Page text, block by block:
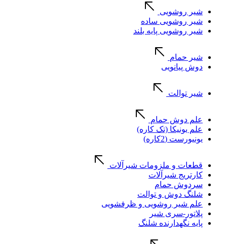
شیر روشویی
شیر روشویی ساده
شیر روشویی پایه بلند
شیر حمام
دوش پیانویی
شیر توالت
علم دوش حمام
علم یونیکا (تک کاره)
یونیورست (2کاره)
قطعات و ملزومات شیرآلات
کارتریج شیرآلات
سردوش حمام
شلنگ دوش و توالت
علم شیر روشویی و ظرفشویی
پلاتور-سری شیر
پایه نگهدارنده شلنگ